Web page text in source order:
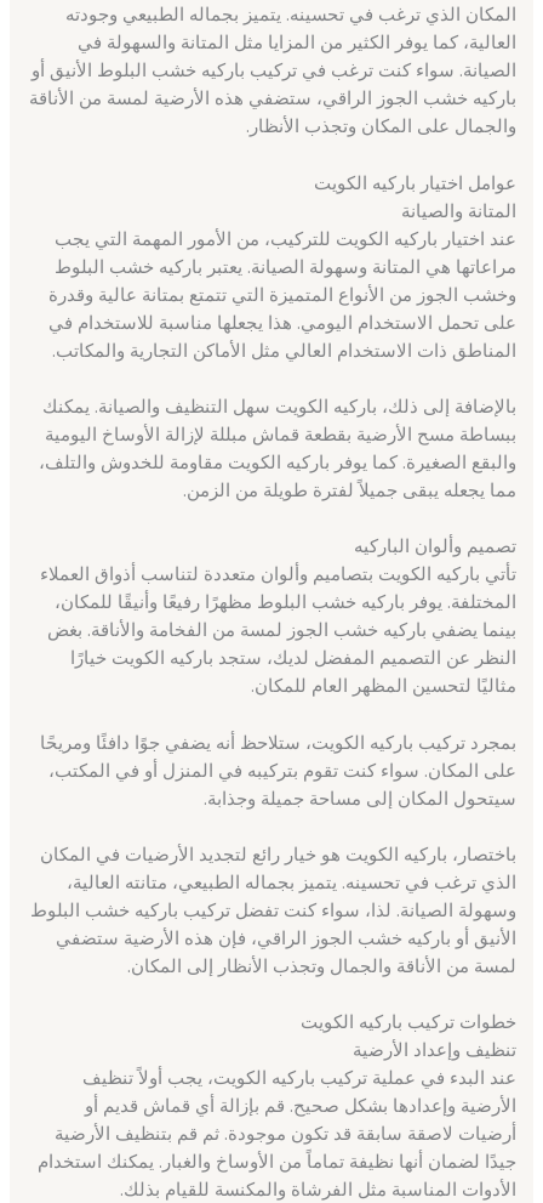
المكان الذي ترغب في تحسينه. يتميز بجماله الطبيعي وجودته
العالية، كما يوفر الكثير من المزايا مثل المتانة والسهولة في
الصيانة. سواء كنت ترغب في تركيب باركيه خشب البلوط الأنيق أو
باركيه خشب الجوز الراقي، ستضفي هذه الأرضية لمسة من الأناقة
والجمال على المكان وتجذب الأنظار.
عوامل اختيار باركيه الكويت
المتانة والصيانة
عند اختيار باركيه الكويت للتركيب، من الأمور المهمة التي يجب
مراعاتها هي المتانة وسهولة الصيانة. يعتبر باركيه خشب البلوط
وخشب الجوز من الأنواع المتميزة التي تتمتع بمتانة عالية وقدرة
على تحمل الاستخدام اليومي. هذا يجعلها مناسبة للاستخدام في
المناطق ذات الاستخدام العالي مثل الأماكن التجارية والمكاتب.
بالإضافة إلى ذلك، باركيه الكويت سهل التنظيف والصيانة. يمكنك
ببساطة مسح الأرضية بقطعة قماش مبللة لإزالة الأوساخ اليومية
والبقع الصغيرة. كما يوفر باركيه الكويت مقاومة للخدوش والتلف،
مما يجعله يبقى جميلاً لفترة طويلة من الزمن.
تصميم وألوان الباركيه
تأتي باركيه الكويت بتصاميم وألوان متعددة لتناسب أذواق العملاء
المختلفة. يوفر باركيه خشب البلوط مظهرًا رفيعًا وأنيقًا للمكان،
بينما يضفي باركيه خشب الجوز لمسة من الفخامة والأناقة. بغض
النظر عن التصميم المفضل لديك، ستجد باركيه الكويت خيارًا
مثاليًا لتحسين المظهر العام للمكان.
بمجرد تركيب باركيه الكويت، ستلاحظ أنه يضفي جوًا دافئًا ومريحًا
على المكان. سواء كنت تقوم بتركيبه في المنزل أو في المكتب،
سيتحول المكان إلى مساحة جميلة وجذابة.
باختصار، باركيه الكويت هو خيار رائع لتجديد الأرضيات في المكان
الذي ترغب في تحسينه. يتميز بجماله الطبيعي، متانته العالية،
وسهولة الصيانة. لذا، سواء كنت تفضل تركيب باركيه خشب البلوط
الأنيق أو باركيه خشب الجوز الراقي، فإن هذه الأرضية ستضفي
لمسة من الأناقة والجمال وتجذب الأنظار إلى المكان.
خطوات تركيب باركيه الكويت
تنظيف وإعداد الأرضية
عند البدء في عملية تركيب باركيه الكويت، يجب أولاً تنظيف
الأرضية وإعدادها بشكل صحيح. قم بإزالة أي قماش قديم أو
أرضيات لاصقة سابقة قد تكون موجودة. ثم قم بتنظيف الأرضية
جيدًا لضمان أنها نظيفة تماماً من الأوساخ والغبار. يمكنك استخدام
الأدوات المناسبة مثل الفرشاة والمكنسة للقيام بذلك.